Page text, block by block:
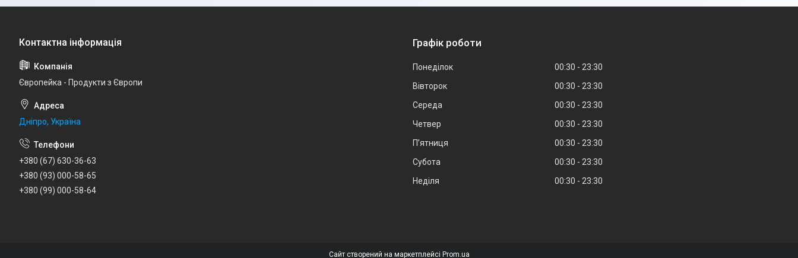
Європейка - Продукти з Європи
Дніпро, Україна
+380 (67) 630-36-63
+380 (93) 000-58-65
+380 (99) 000-58-64
Графік роботи
Понеділок 00:30
23:30
Вівторок
00:30
23:30
Середа
00:30
23:30
Четвер
00:30
23:30
Пʼятниця
00:30
23:30
Субота
00:30
23:30
Неділя
00:30 23:30
Сайт створений на маркетплейсі Prom.ua